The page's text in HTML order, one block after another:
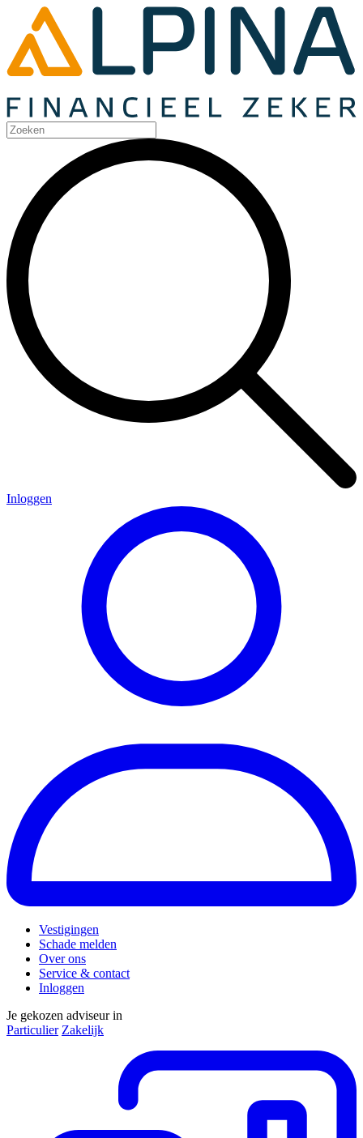
Inloggen
Vestigingen
Schade melden
Over ons
Service & contact
Inloggen
Je gekozen adviseur in
Particulier Zakelijk